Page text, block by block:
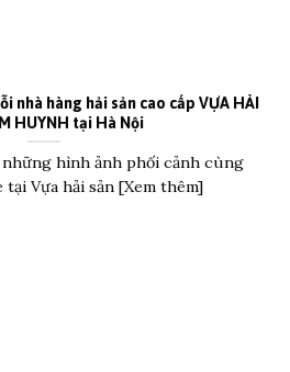
nhà hàng hải sản cao cấp VỰA HẢI
HUYNH tại Hà Nội
hình ảnh phối cảnh cùng
Vựa hải sản [Xem thêm]